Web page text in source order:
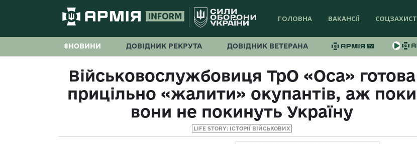
ГОЛОВНА ВАКАНСІЇ СОЦЗАХИСТ
#НОВИНИ ДОВІДНИК РЕКРУТА ДОВІДНИК ВЕТЕРАНА
Військовослужбовиця ТрО «Оса» готова
прицільно «жалити» окупантів, аж поки
вони не покинуть Україну
LIFE STORY: ІСТОРІЇ ВІЙСЬКОВИХ